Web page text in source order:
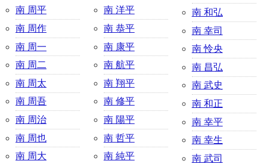
南 周平
南 周作
南 周一
南 周二
南 周太
南 周吾
南 周治
南 周也
南 周大
南 洋平
南 恭平
南 康平
南 航平
南 翔平
南 修平
南 陽平
南 哲平
南 純平
南 和弘
南 幸司
南 怜央
南 昌弘
南 武史
南 和正
南 幸平
南 幸生
南 武司